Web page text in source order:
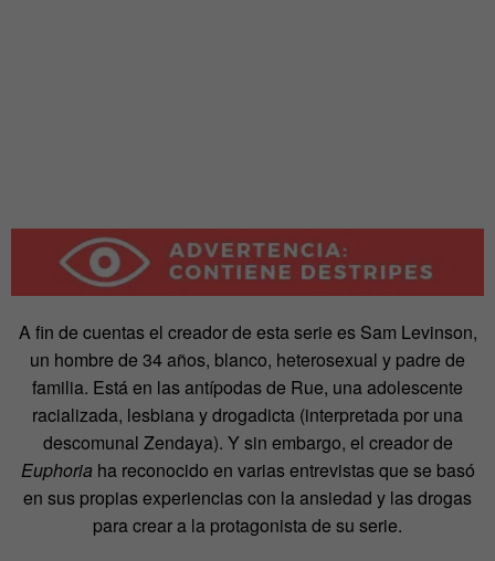
A fin de cuentas el creador de esta serie es Sam Levinson,
un hombre de 34 años, blanco, heterosexual y padre de
familia. Está en las antípodas de Rue, una adolescente
racializada, lesbiana y drogadicta (interpretada por una
descomunal Zendaya). Y sin embargo, el creador de
Euphoria ha reconocido en varias entrevistas que se basó
en sus propias experiencias con la ansiedad y las drogas
para crear a la protagonista de su serie.